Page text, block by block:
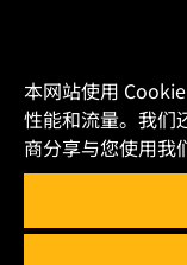
曼胡默尔管理（上
上海嘉定工业区兴
邮编：201807
传真: (86)021
本网站使用
性能和流量。我们
商分享与您使用我